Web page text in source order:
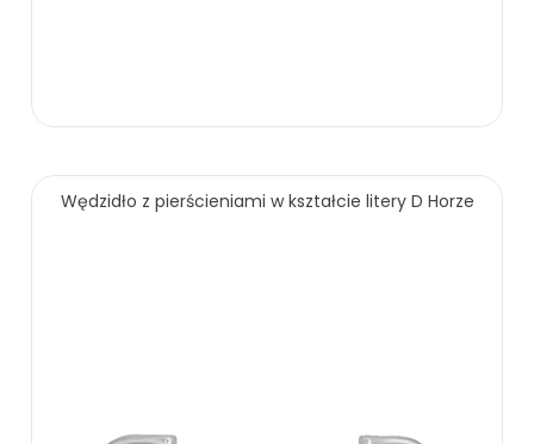
Wędzidło z pierścieniami w kształcie litery D Horze